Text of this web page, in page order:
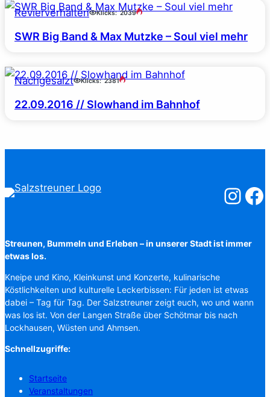
Revierverhalten Klicks: 2039
SWR Big Band & Max Mutzke – Soul viel mehr
Nachgesalzt Klicks: 2381
22.09.2016 // Slowhand im Bahnhof
Streunen, Bummeln und Erleben – in unserer Stadt ist immer
etwas los.
Kneipe und Kino, Kleinkunst und Konzerte, kulinarische
Köstlichkeiten und kulturelle Leckerbissen: Für jeden ist etwas
dabei – Tag für Tag. Der Salzstreuner zeigt euch, wo und wann
was los ist. Von der Langen Straße über Schötmar bis nach
Lockhausen, Wüsten und Ahmsen.
Schnellzugriffe:
Startseite
Veranstaltungen